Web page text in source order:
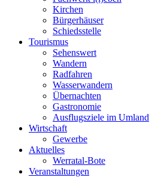
Kirchen
Bürgerhäuser
Schiedsstelle
Tourismus
Sehenswert
Wandern
Radfahren
Wasserwandern
Übernachten
Gastronomie
Ausflugsziele im Umland
Wirtschaft
Gewerbe
Aktuelles
Werratal-Bote
Veranstaltungen